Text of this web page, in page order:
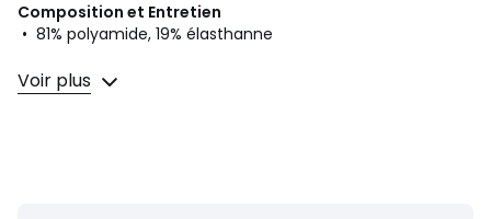
Composition et Entretien
• 81% polyamide, 19% élasthanne
Voir plus